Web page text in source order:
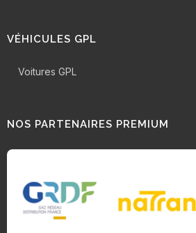
VÉHICULES GPL
Voitures GPL
NOS PARTENAIRES PREMIUM